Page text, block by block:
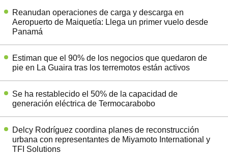
Reanudan operaciones de carga y descarga en
Aeropuerto de Maiquetía: Llega un primer vuelo desde
Panamá
Estiman que el 90% de los negocios que quedaron de
pie en La Guaira tras los terremotos están activos
Se ha restablecido el 50% de la capacidad de
generación eléctrica de Termocarabobo
Delcy Rodríguez coordina planes de reconstrucción
urbana con representantes de Miyamoto International y
TFI Solutions